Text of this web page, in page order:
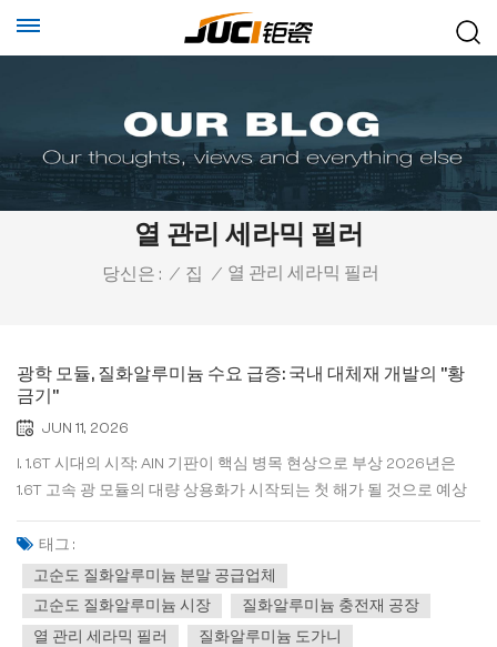
열 관리 세라믹 필러
당신은 : / 집 / 열 관리 세라믹 필러
광학 모듈, 질화알루미늄 수요 급증: 국내 대체재 개발의 "황
금기"
JUN 11, 2026
I. 1.6T 시대의 시작: AlN 기판이 핵심 병목 현상으로 부상 2026년은
1.6T 고속 광 모듈의 대량 상용화가 시작되는 첫 해가 될 것으로 예상
되며, 이에 따라 전 세계 컴퓨팅 파워 공급망은 급속한 변화를 겪고 있
습니다. 1.6T 모듈 수요에 대한 시장 전망은 초기 수천만 개 추정치에
서 크게 상향 조정되었으며, 이는 놀라운...
태그 :
고순도 질화알루미늄 분말 공급업체
고순도 질화알루미늄 시장
질화알루미늄 충전재 공장
열 관리 세라믹 필러
질화알루미늄 도가니